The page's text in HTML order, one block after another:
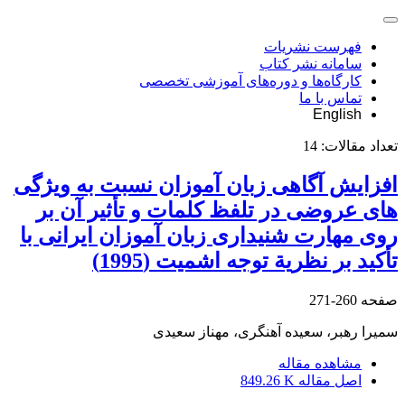
فهرست نشریات
سامانه نشر کتاب
کارگاه‌ها و دوره‌های آموزشی تخصصی
تماس با ما
English
تعداد مقالات: 14
افزایش آگاهی زبان آموزان نسبت به ویژگی
های عروضی در تلفظ کلمات و تأثیر آن بر
روی مهارت شنیداری زبان آموزان ایرانی با
تأکید بر نظریة توجه اشمیت (1995)
صفحه 260-271
سمیرا رهبر، سعیده آهنگری، مهناز سعیدی
مشاهده مقاله
اصل مقاله 849.26 K